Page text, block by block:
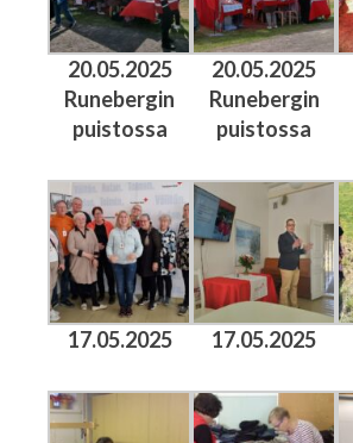
20.05.2025
Runebergin
puistossa
20.05.2025
Runebergin
puistossa
17.05.2025 17.05.2025